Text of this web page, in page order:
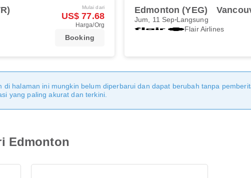
Mulai dari
US$ 77.68
Harga/Org
Booking
Edmonton (YEG)
Jum, 11 Sep Langsung
Flair Airlines
di halaman ini mungkin belum diperbarui dan dapat berubah tanpa
yang paling akurat dan terkini.
Edmonton